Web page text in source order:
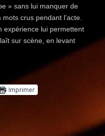
» sans lui manquer de
crus pendant l’acte.
expérience lui permettent
sur scène, en levant
Imprimer